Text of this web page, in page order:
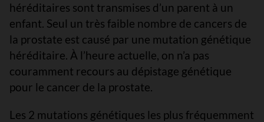
héréditaires sont transmises d’un parent à un
enfant. Seul un très faible nombre de cancers de
la prostate est causé par une mutation génétique
héréditaire. À l’heure actuelle, on n’a pas
couramment recours au dépistage génétique
pour le cancer de la prostate.
Les 2 mutations génétiques les plus fréquemment